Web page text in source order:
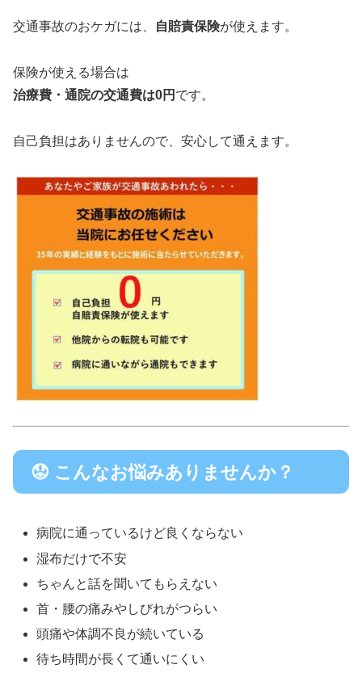
交通事故のおケガには、 自賠責保険が使えます。
保険が使える場合は
治療費・通院の交通費は0円 です。
自己負担はありませんので、安心して通えます。
😟 こんなお悩みありませんか？
病院に通っているけど良くならない
湿布だけで不安
ちゃんと話を聞いてもらえない
首・腰の痛みやしびれがつらい
頭痛や体調不良が続いている
待ち時間が長くて通いにくい